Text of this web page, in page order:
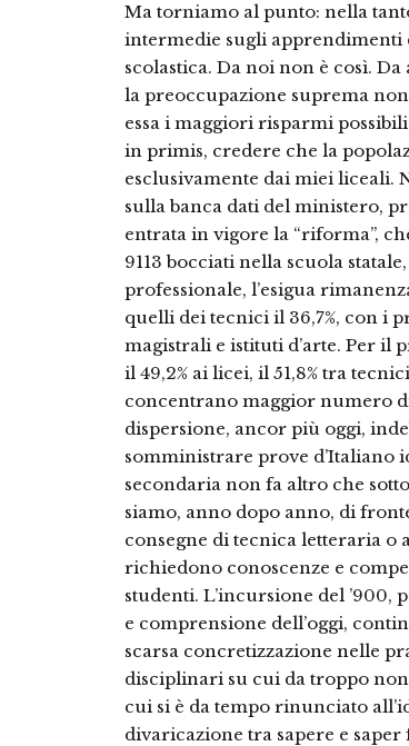
Ma torniamo al punto: nella
intermedie sugli apprendimenti
scolastica. Da noi non è così.
la preoccupazione suprema
essa i maggiori risparmi
in primis, credere che la
esclusivamente dai miei liceali.
sulla banca dati del ministero,
entrata in vigore la “riforma”,
9113 bocciati nella scuola
professionale, l’esigua
quelli dei tecnici il 36,7%, con i
magistrali e istituti d’arte. Per il
il 49,2% ai licei, il 51,8% tra
concentrano maggior numero
dispersione, ancor più oggi,
somministrare prove
secondaria non fa altro che
siamo, anno dopo anno, di
consegne di tecnica letteraria o
richiedono conoscenze e
studenti. L’incursione del
e comprensione dell’oggi,
scarsa concretizzazione nelle
disciplinari su cui da troppo
cui si è da tempo rinunciato
divaricazione tra sapere e saper